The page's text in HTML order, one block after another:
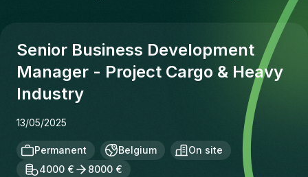
Senior Business Development
Manager - Project Cargo & Heavy
Industry
13/05/2025
Permanent Belgium
On site
4000 €
8000 €